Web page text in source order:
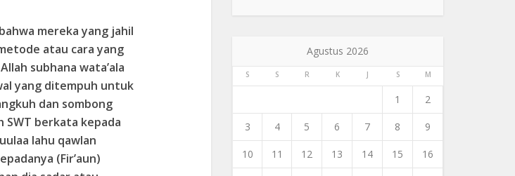
mereka yang jahil
atau cara yang
subhana wata’ala
yang ditempuh untuk
dan sombong
SWT berkata kepada
lahu qawlan
(Fir’aun)
Agustus 2026
S S R K J S M
1 2
3 4 5 6 7 8 9
10 11 12 13 14 15 16